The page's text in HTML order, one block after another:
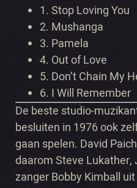
1. Stop Loving You
2. Mushanga
3. Pamela
4. Out of Love
5. Don’t Chain My
6. I Will Remember
De beste studio-
besluiten in 1976 ook
gaan spelen. David
daarom Steve Lukather,
zanger Bobby Kimball